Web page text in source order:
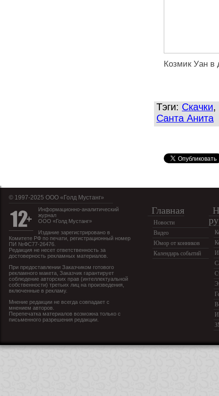
Козмик Уан в
Тэги: Скачки,
Санта Анита
© 1997-2025 OOO «Голд Мустанг»
Информационно-аналитический
журнал
ООО «Голд Мустанг»
Издание зарегистрировано в
Комитете РФ по печати, регистрационный номер
ПИ №ФС77-26476.
Редакция не несет ответственность за
достоверность рекламных материалов.
При предоставлении Заказчиком готового
рекламного макета, Заказчик гарантирует
соблюдение авторских прав (интеллектуальной
собственности) третьих лиц на произведения,
включенные в рекламу.
Мнение редакции не всегда совпадает с
мнением авторов.
Перепечатка материалов возможна только с
письменного разрешения редакции.
Главная
Новости
Видео
Юмор от конников
Календарь событий